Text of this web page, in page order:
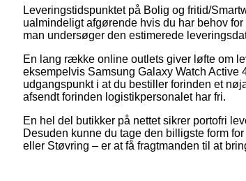
Leveringstidspunktet på Bolig og fritid/
ualmindeligt afgørende hvis du har behov
man undersøger den estimerede
En lang række online outlets giver løfte om
eksempelvis Samsung Galaxy Watch Active
udgangspunkt i at du bestiller forinden et
afsendt forinden logistikpersonalet har fri.
En hel del butikker på nettet sikrer portofri
Desuden kunne du tage den billigste form
eller Støvring – er at få fragtmanden til at